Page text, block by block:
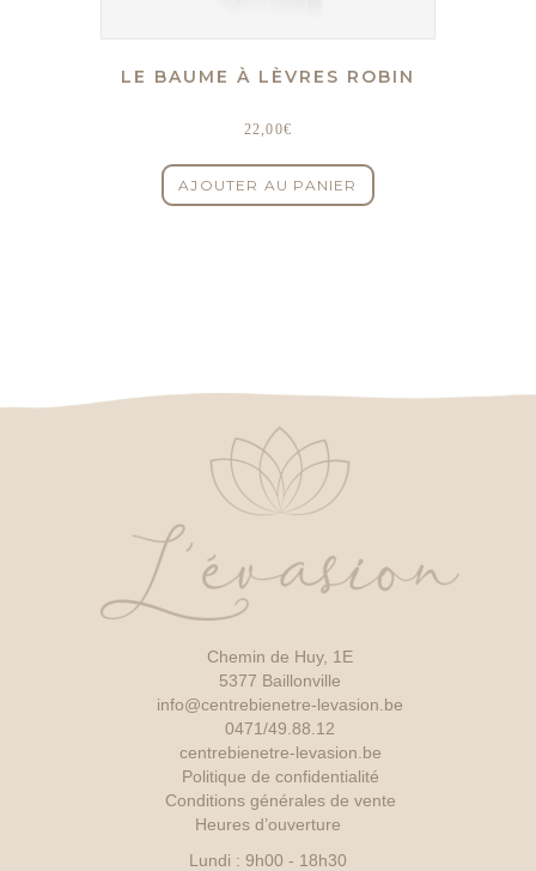
LE BAUME À LÈVRES ROBIN
22,00€
AJOUTER AU PANIER
Chemin de Huy, 1E
5377 Baillonville
info@centrebienetre-levasion.be
0471/49.88.12
centrebienetre-levasion.be
Politique de confidentialité
Conditions générales de vente
Heures d’ouverture
Lundi : 9h00 - 18h30